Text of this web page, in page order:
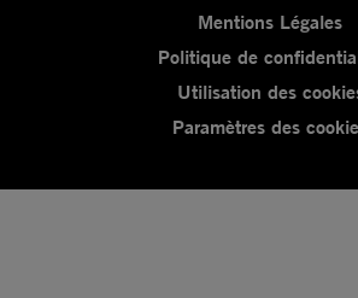
Mentions Légales
Politique de
Utilisation des
Paramètres des